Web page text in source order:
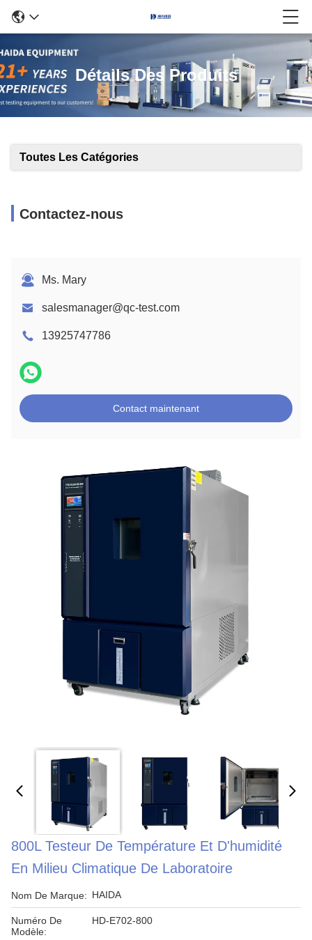
Détails Des Produits
Toutes Les Catégories
Contactez-nous
Ms. Mary
salesmanager@qc-test.com
13925747786
Contact maintenant
800L Testeur De Température Et D'humidité
En Milieu Climatique De Laboratoire
Nom De Marque: HAIDA
Numéro De
Modèle:
HD-E702-800